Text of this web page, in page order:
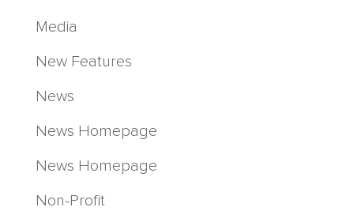
Media
New Features
News
News Homepage
News Homepage
Non-Profit